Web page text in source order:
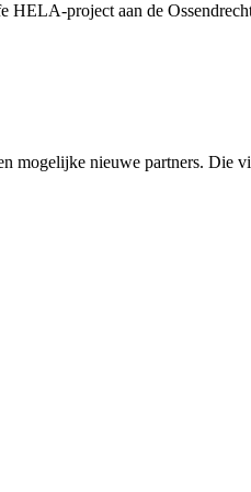
HELA-project aan de
mogelijke nieuwe partners. Die